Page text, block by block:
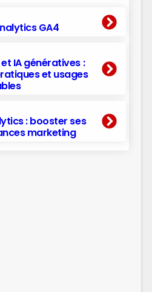
GA4
IA génératives :
et usages
: booster ses
marketing